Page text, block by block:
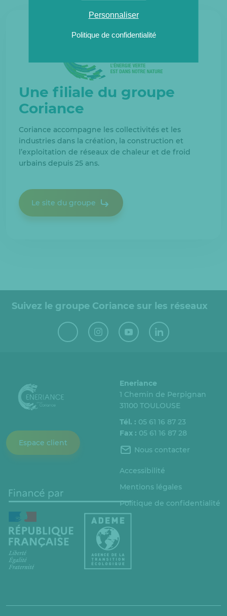
Une filiale du groupe
Coriance
Coriance accompagne les collectivités et les
industries dans la création, la construction et
l’exploitation de réseaux de chaleur et de froid
urbains depuis 25 ans.
Le site du groupe
Suivez le groupe Coriance sur les réseaux
Espace client
Eneriance
1 Chemin de Perpignan
31100 TOULOUSE
Tél. : 05 61 16 87 23
Fax : 05 61 16 87 28
Nous contacter
Accessibilité
Mentions légales
Politique de confidentialité
Personnaliser
Politique de confidentialité